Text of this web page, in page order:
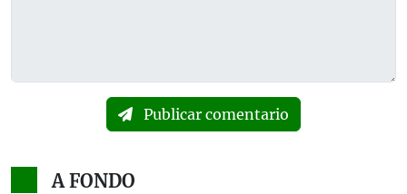
Publicar comentario
A FONDO